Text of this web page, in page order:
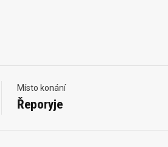
Místo konání
Řeporyje